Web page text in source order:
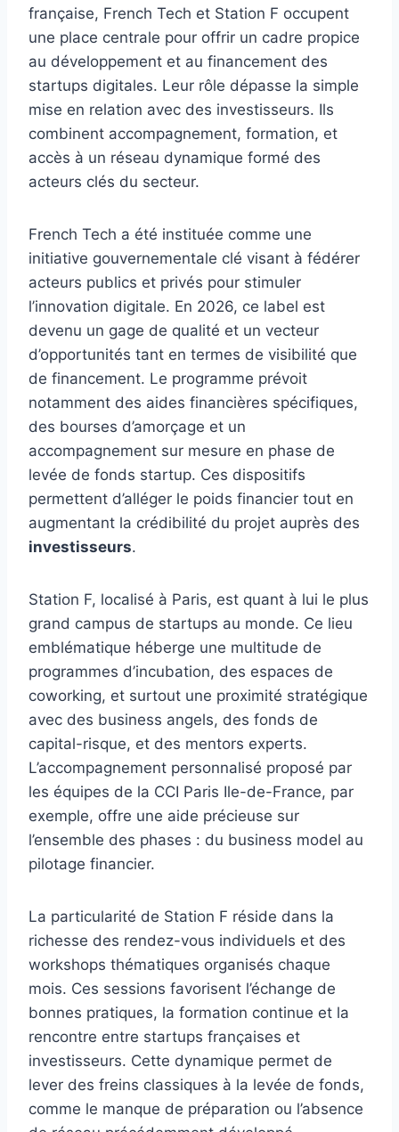
française, French Tech et Station F occupent
une place centrale pour offrir un cadre propice
au développement et au financement des
startups digitales. Leur rôle dépasse la simple
mise en relation avec des investisseurs. Ils
combinent accompagnement, formation, et
accès à un réseau dynamique formé des
acteurs clés du secteur.
French Tech a été instituée comme une
initiative gouvernementale clé visant à fédérer
acteurs publics et privés pour stimuler
l’innovation digitale. En 2026, ce label est
devenu un gage de qualité et un vecteur
d’opportunités tant en termes de visibilité que
de financement. Le programme prévoit
notamment des aides financières spécifiques,
des bourses d’amorçage et un
accompagnement sur mesure en phase de
levée de fonds startup. Ces dispositifs
permettent d’alléger le poids financier tout en
augmentant la crédibilité du projet auprès des
investisseurs.
Station F, localisé à Paris, est quant à lui le plus
grand campus de startups au monde. Ce lieu
emblématique héberge une multitude de
programmes d’incubation, des espaces de
coworking, et surtout une proximité stratégique
avec des business angels, des fonds de
capital-risque, et des mentors experts.
L’accompagnement personnalisé proposé par
les équipes de la CCI Paris Ile-de-France, par
exemple, offre une aide précieuse sur
l’ensemble des phases : du business model au
pilotage financier.
La particularité de Station F réside dans la
richesse des rendez-vous individuels et des
workshops thématiques organisés chaque
mois. Ces sessions favorisent l’échange de
bonnes pratiques, la formation continue et la
rencontre entre startups françaises et
investisseurs. Cette dynamique permet de
lever des freins classiques à la levée de fonds,
comme le manque de préparation ou l’absence